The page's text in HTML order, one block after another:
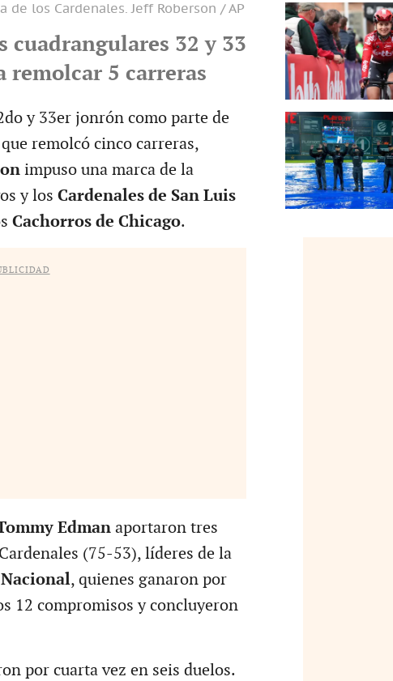
de los Cardenales. Jeff Roberson / AP
cuadrangulares 32 y 33
remolcar 5 carreras
y 33er jonrón como parte de
remolcó cinco carreras,
impuso una marca de la
y los Cardenales de San Luis
Cachorros de Chicago.
Edmanaportaron tres
(75-53), líderes de la
, quienes ganaron por
12 compromisos y concluyeron
por cuarta vez en seis duelos.